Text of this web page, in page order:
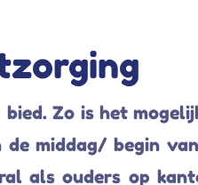
Zo is het
middag/ begin
als ouders op